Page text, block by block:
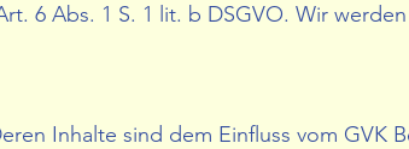
6 Abs. 1 S. 1 lit. b DSGVO. Wir
Inhalte sind dem Einfluss vom GVK